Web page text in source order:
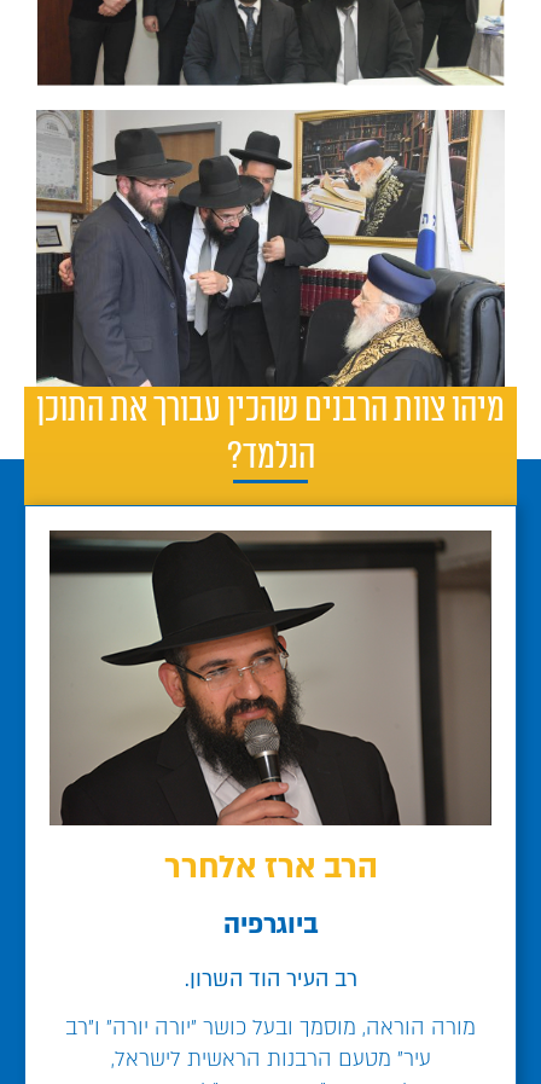
מיהו צוות הרבנים שהכין עבורך את התוכן
הנלמד?
הרב ארז אלחרר
ביוגרפיה
רב העיר הוד השרון.
מורה הוראה, מוסמך ובעל כושר "יורה יורה" ו"רב
עיר" מטעם הרבנות הראשית לישראל,